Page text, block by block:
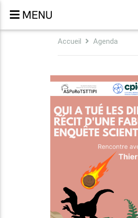
MENU
Accueil Agenda